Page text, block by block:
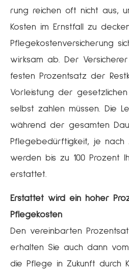
rung reichen oft nicht aus,
Kosten im Ernstfall zu
Pflegekostenversicherung
wirksam ab. Der
festen Prozentsatz der
Vorleistung der
selbst zahlen müssen. Die
während der gesamten
Pflegebedürftigkeit, je nach
werden bis zu 100 Prozent
erstattet.
Erstattet wird ein hoher
Pflegekosten
Den vereinbarten
erhalten Sie auch dann
die Pflege in Zukunft durch